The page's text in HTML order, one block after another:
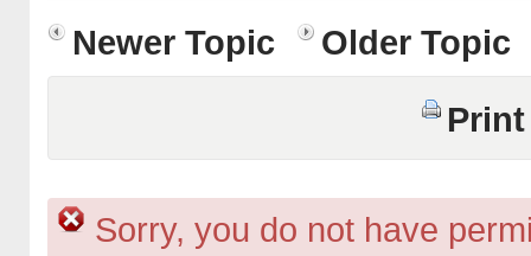
Newer Topic
Older Topic
Sorry, you do not have